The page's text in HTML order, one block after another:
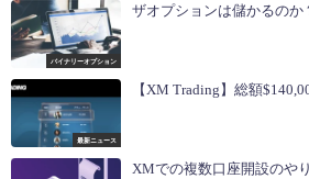
バイナリーオプション
ザオプションは儲かるのか
最新ニュース
【XM Trading】総額
XMでの複数口座開設のや